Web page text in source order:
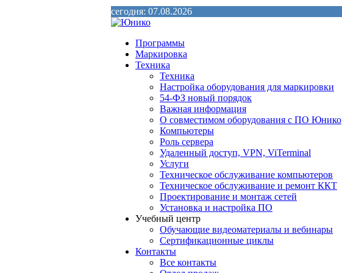
сегодня: 07.08.2026
Программы
Маркировка
Техника
Техника
Настройка оборудования для маркировки
54-ФЗ новый порядок
Важная информация
О совместимом оборудования с ПО Юнико
Компьютеры
Роль сервера
Удаленный доступ, VPN, ViTerminal
Услуги
Техническое обслуживание компьютеров
Техническое обслуживание и ремонт ККТ
Проектирование и монтаж сетей
Установка и настройка ПО
Учебный центр
Обучающие видеоматериалы и вебинары
Сертификационные циклы
Контакты
Все контакты